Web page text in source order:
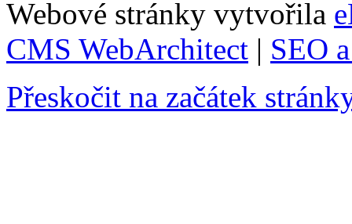
Webové stránky vytvořila
CMS WebArchitect | SEO
Přeskočit na začátek